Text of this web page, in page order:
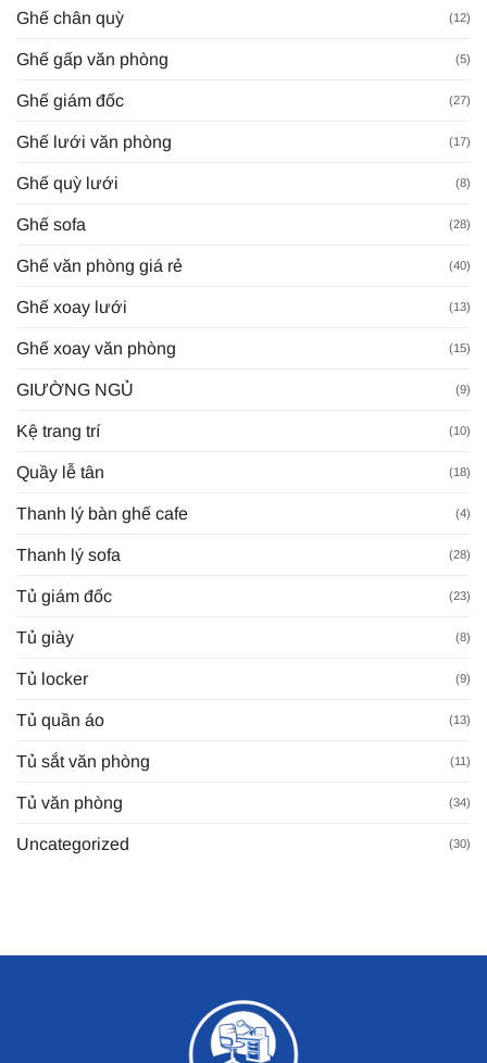
Ghế chân quỳ (12)
Ghế gấp văn phòng (5)
Ghế giám đốc (27)
Ghế lưới văn phòng (17)
Ghế quỳ lưới (8)
Ghế sofa (28)
Ghế văn phòng giá rẻ (40)
Ghế xoay lưới (13)
Ghế xoay văn phòng (15)
GIƯỜNG NGỦ (9)
Kệ trang trí (10)
Quầy lễ tân (18)
Thanh lý bàn ghế cafe (4)
Thanh lý sofa (28)
Tủ giám đốc (23)
Tủ giày (8)
Tủ locker (9)
Tủ quần áo (13)
Tủ sắt văn phòng (11)
Tủ văn phòng (34)
Uncategorized (30)